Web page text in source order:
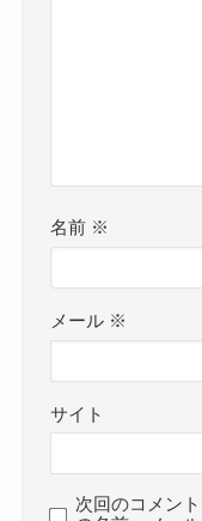
名前 ※
メール ※
サイト
次回のコメン